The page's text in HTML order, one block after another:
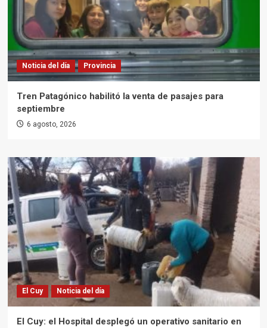
Noticia del día Provincia
Tren Patagónico habilitó la venta de pasajes para
septiembre
6 agosto, 2026
El Cuy Noticia del día
El Cuy: el Hospital desplegó un operativo sanitario en